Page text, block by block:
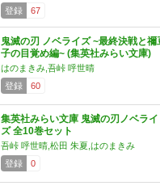
登録
67
鬼滅の刃 ノベライズ ~最終決戦と禰
子の目覚め編~ (集英社みらい文庫)
はのまきみ,吾峠 呼世晴
登録
60
集英社みらい文庫 鬼滅の刃ノベライ
ズ 全10巻セット
吾峠 呼世晴,松田 朱夏,はのまきみ
登録
0